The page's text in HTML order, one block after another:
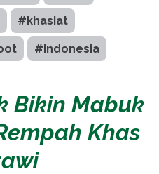
#khasiat
#indonesia
Bikin Mabuk
Khas